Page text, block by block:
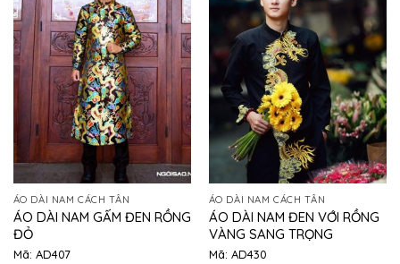
ÁO DÀI NAM CÁCH TÂN
ÁO DÀI NAM GẤM ĐEN RỒNG
ĐỎ
Mã: AD407
ÁO DÀI NAM CÁCH TÂN
ÁO DÀI NAM ĐEN VỚI RỒNG
VÀNG SANG TRỌNG
Mã: AD430